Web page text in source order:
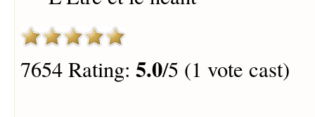
7654 Rating: 5.0/5 (1 vote cast)